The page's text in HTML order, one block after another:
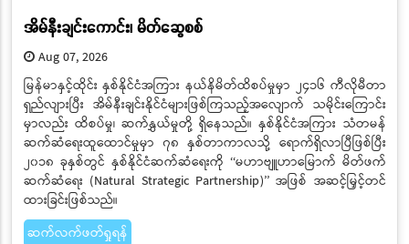
အိမ်နီးချင်းကောင်း၊ မိတ်ဆွေစစ်
Aug 07, 2026
​​​​​​​မြန်မာနှင့်ထိုင်း နှစ်နိုင်ငံအကြား နယ်နိမိတ်ထိစပ်မှုမှာ ၂၄၁၆ ကီလိုမီတာ
ရှည်လျားပြီး အိမ်နီးချင်းနိုင်ငံများဖြစ်ကြသည့်အလျောက် သမိုင်းကြောင်း
မှာလည်း ထိစပ်မှု၊ ဆက်နွှယ်မှုတို့ ရှိနေသည်။ နှစ်နိုင်ငံအကြား သံတမန်
ဆက်ဆံရေးထူထောင်မှုမှာ ၇၈ နှစ်တာကာလသို့ ရောက်ရှိလာပြီဖြစ်ပြီး
၂၀၁၈ ခုနှစ်တွင် နှစ်နိုင်ငံဆက်ဆံရေးကို ‘‘မဟာဗျူဟာမြောက် မိတ်ဖက်
ဆက်ဆံရေး (Natural Strategic Partnership)’’ အဖြစ် အဆင့်မြှင့်တင်
ထားခြင်းဖြစ်သည်။
ဆက်လက်ဖတ်ရှုရန်